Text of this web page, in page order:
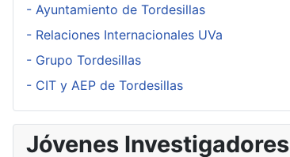
- Ayuntamiento de Tordesillas
- Relaciones Internacionales UVa
- Grupo Tordesillas
- CIT y AEP de Tordesillas
Jóvenes Investigadores